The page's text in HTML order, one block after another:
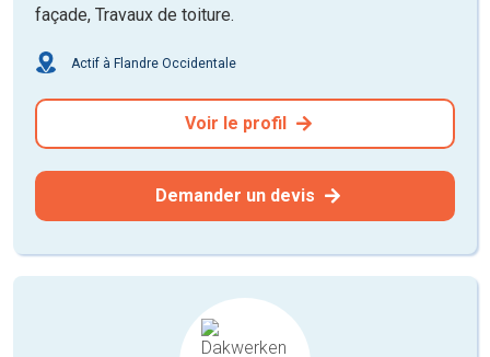
façade, Travaux de toiture.
Actif à Flandre Occidentale
Voir le profil
Demander un devis